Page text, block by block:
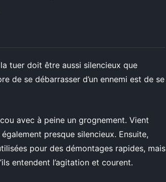
tuer doit être aussi silencieux que
de se débarrasser d’un ennemi est de se
avec à peine un grognement. Vient
presque silencieux. Ensuite,
pour des démontages rapides, mais
entendent l’agitation et courent.